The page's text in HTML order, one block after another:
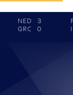
NED
3
GRC
0